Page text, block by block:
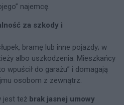
najemcę.
za szkody i
bramę lub inne pojazdy; w
albo uszkodzenia. Mieszkańcy
wpuścił do garażu” i domagają
osobom z zewnątrz.
jest też brak jasnej umowy